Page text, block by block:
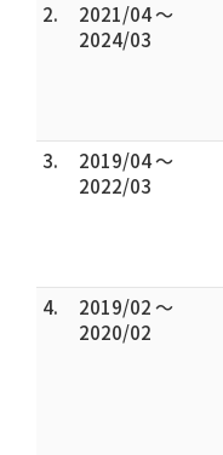
2.
2021/04 ～
2024/03
3.
2019/04 ～
2022/03
4.
2019/02 ～
2020/02